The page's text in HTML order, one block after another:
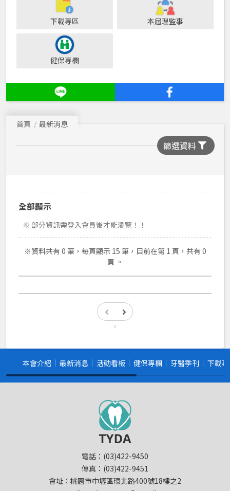
25屆理監事暨各委員會會議記錄
下載專區 本屆理監事
健保專欄
首頁 最新消息
篩選資料
全部顯示
※ 部分資訊需登入會員後才能瀏覽！！
※資料共有 0 筆，每頁顯示 15 筆，目前在第 1 頁，共有 0
頁 。
本會介紹 最新消息 活動看板 健保專欄 牙醫季刊 下載
電話：(03)422-9450
傳真：(03)422-9451
會址：桃園市中壢區環北路400號18樓之2